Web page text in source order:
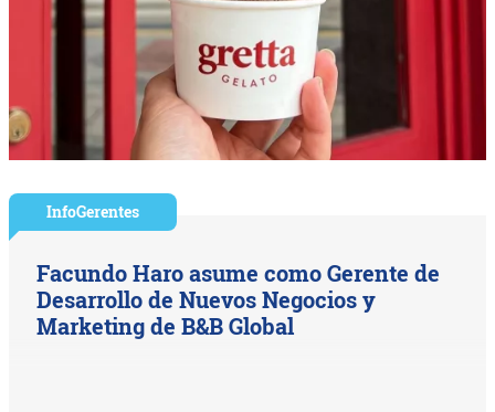
InfoGerentes
Facundo Haro asume como Gerente de
Desarrollo de Nuevos Negocios y
Marketing de B&B Global